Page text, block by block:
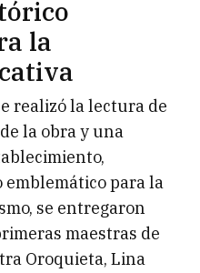
la
realizó la lectura de
la obra y una
emblemático para la
se entregaron
maestras de
Oroquieta, Lina